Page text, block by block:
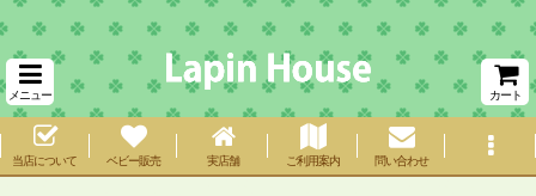
メニュー カート
当店について ベビー販売 実店舗 ご利用案内 問い合わせ